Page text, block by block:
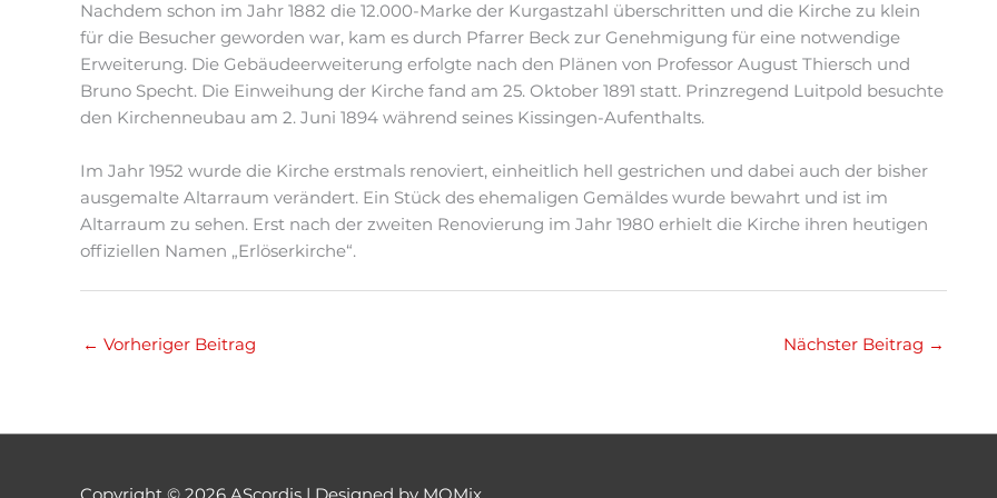
Nachdem schon im Jahr 1882 die 12.000-Marke der Kurgastzahl überschritten und die Kirche zu klein
für die Besucher geworden war, kam es durch Pfarrer Beck zur Genehmigung für eine notwendige
Erweiterung. Die Gebäudeerweiterung erfolgte nach den Plänen von Professor August Thiersch und
Bruno Specht. Die Einweihung der Kirche fand am 25. Oktober 1891 statt. Prinzregend Luitpold besuchte
den Kirchenneubau am 2. Juni 1894 während seines Kissingen-Aufenthalts.
Im Jahr 1952 wurde die Kirche erstmals renoviert, einheitlich hell gestrichen und dabei auch der bisher
ausgemalte Altarraum verändert. Ein Stück des ehemaligen Gemäldes wurde bewahrt und ist im
Altarraum zu sehen. Erst nach der zweiten Renovierung im Jahr 1980 erhielt die Kirche ihren heutigen
offiziellen Namen „Erlöserkirche“.
← Vorheriger Beitrag Nächster Beitrag →